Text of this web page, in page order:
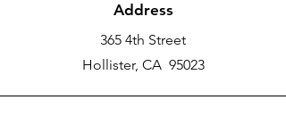
Address
365 4th Street
Hollister, CA 95023